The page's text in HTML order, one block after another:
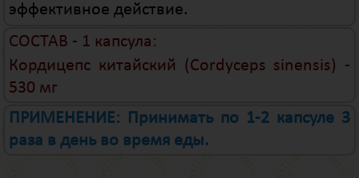
эффективное действие.
СОСТАВ - 1 капсула:
Кордицепс китайский (Cordyceps sinensis) -
530 мг
ПРИМЕНЕНИЕ: Принимать по 1-2 капсуле 3
раза в день во время еды.